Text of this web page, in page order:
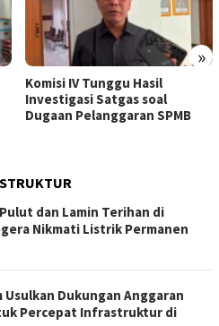
»
Komisi IV Tunggu Hasil
Investigasi Satgas soal
Dugaan Pelanggaran SPMB
dan Lamin Terihan di
Nikmati Listrik Permanen
Usulkan Dukungan Anggaran
Percepat Infrastruktur di